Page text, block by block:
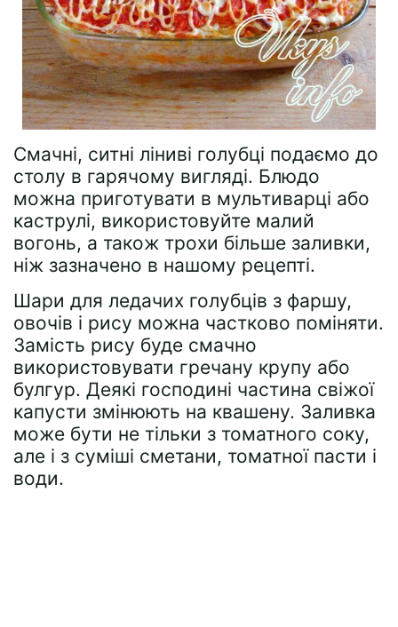
Смачні, ситні ліниві голубці подаємо до
столу в гарячому вигляді. Блюдо
можна приготувати в мультиварці або
каструлі, використовуйте малий
вогонь, а також трохи більше заливки,
ніж зазначено в нашому рецепті.
Шари для ледачих голубців з фаршу,
овочів і рису можна частково поміняти.
Замість рису буде смачно
використовувати гречану крупу або
булгур. Деякі господині частина свіжої
капусти змінюють на квашену. Заливка
може бути не тільки з томатного соку,
але і з суміші сметани, томатної пасти і
води.